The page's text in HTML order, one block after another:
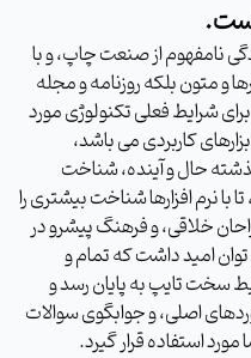
نامفهوم از صنعت چاپ، و با
و متون بلکه روزنامه و مجله
شرایط فعلی تکنولوژی مورد
کاربردی می باشد،
حال و آینده، شناخت
نرم افزارها شناخت بیشتری را
خلاقی، و فرهنگ پیشرو در
امید داشت که تمام و
سخت تایپ به پایان رسد و
اصلی، و جوابگوی سوالات
استفاده قرار گیرد.